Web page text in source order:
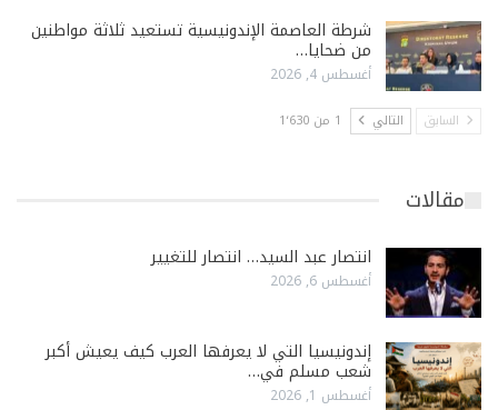
شرطة العاصمة الإندونيسية تستعيد ثلاثة مواطنين
من ضحايا…
أغسطس 4, 2026
السابق التالي 1 من 1٬630
مقالات
انتصار عبد السيد… انتصار للتغيير
أغسطس 6, 2026
إندونيسيا التي لا يعرفها العرب كيف يعيش أكبر
شعب مسلم في…
أغسطس 1, 2026